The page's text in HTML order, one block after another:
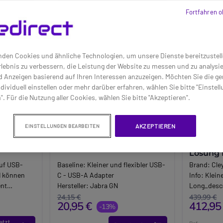
USB-
USB-
können
Micro-
und ist
Baseline: Kleiner und flexibler USB-
C - USB-A Adapter
Hersteller: Jabra GN
24,15 €
20,95 € -13%
Lösung
Brand:
Info:
All in One
Ihre
Möchten
439,99 €
Cookies und ähnliche Technologien, um unsere Dienste
zu verbessern, die Leistung der Website zu messen und zu
Anzeigen basierend auf Ihren Interessen anzuzeigen. Möchten Sie die
einstellen oder mehr darüber erfahren, wählen Sie bitte
Für die Nutzung aller Cookies, wählen Sie bitte "Akzeptieren".
EINSTELLUNGEN BEARBEITEN AKZEPTIEREN
Fortfahren